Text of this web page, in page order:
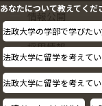
情報公開
採用情報
教職員の方へ
あなたについて教えてくだ
法政大学の学部で学びた
法政大学に留学を考えてい
法政大学に留学を考えてい